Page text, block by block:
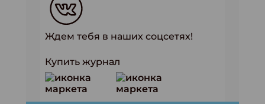
Ждем тебя в наших соцсетях!
Купить журнал